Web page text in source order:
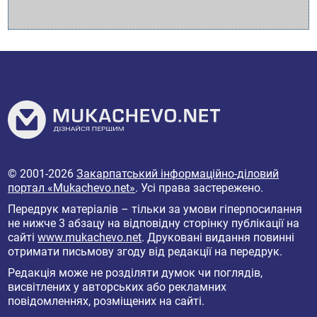
© 2001-2026Закарпатський інформаційно-діловий
портал «Mukachevo.net». Усі права застережено.
Передрук матеріалів – тільки за умови гіперпосилання
не нижче 3 абзацу на відповідну сторінку публікації на
сайтіwww.mukachevo.net. Друковані видання повинні
отримати письмову згоду від редакції на передрук.
Редакція може не розділяти думок чи поглядів,
висвітлених у авторських або рекламних
повідомленнях, розміщених на сайті.